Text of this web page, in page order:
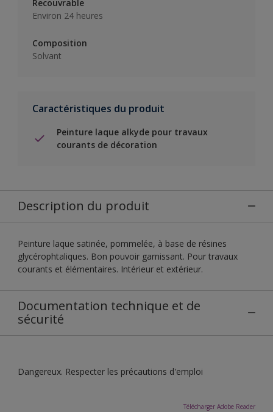
Recouvrable
Environ 24 heures
Composition
Solvant
Caractéristiques du produit
Peinture laque alkyde pour travaux
courants de décoration
Description du produit
Peinture laque satinée, pommelée, à base de résines
glycérophtaliques. Bon pouvoir garnissant. Pour travaux
courants et élémentaires. Intérieur et extérieur.
Documentation technique et de
sécurité
Dangereux. Respecter les précautions d'emploi
Télécharger Adobe Reader